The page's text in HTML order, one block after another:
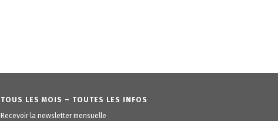
TOUS LES MOIS – TOUTES LES INFOS
Recevoir la newsletter mensuelle